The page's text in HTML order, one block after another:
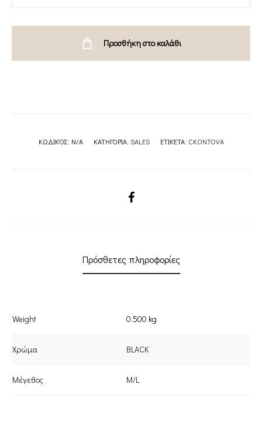
Προσθήκη στο καλάθι
ΚΩΔΙΚΌΣ: N/A ΚΑΤΗΓΟΡΊΑ: SALES ΕΤΙΚΈΤΑ: CKONTOVA
SHARE
Πρόσθετες πληροφορίες
Weight 0.500 kg
Χρώμα BLACK
Μέγεθος M/L